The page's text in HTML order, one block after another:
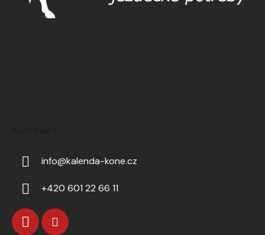
info@kalenda-kone.cz
+420 601 22 66 11